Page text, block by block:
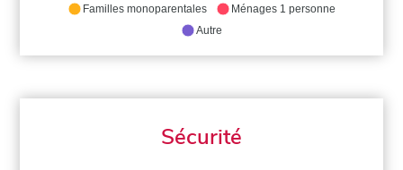
Familles monoparentales
Ménages 1 personne
Autre
Sécurité